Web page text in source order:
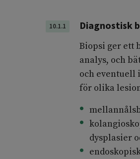
10.1.1 Diagnostisk
Biopsi ger ett
analys, och
och eventuell
för olika
dysplasier